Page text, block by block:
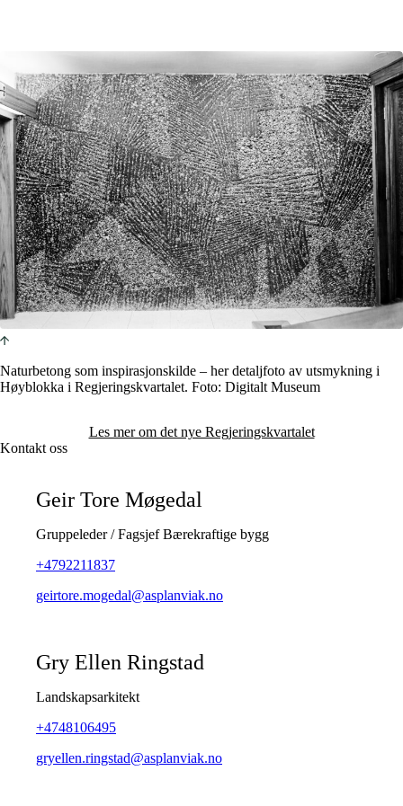
Naturbetong som inspirasjonskilde – her detaljfoto av utsmykning i
Høyblokka i Regjeringskvartalet. Foto: Digitalt Museum
Les mer om det nye Regjeringskvartalet
Kontakt oss
Geir Tore Møgedal
Gruppeleder / Fagsjef Bærekraftige bygg
+4792211837
geirtore.mogedal@asplanviak.no
Gry Ellen Ringstad
Landskapsarkitekt
+4748106495
gryellen.ringstad@asplanviak.no